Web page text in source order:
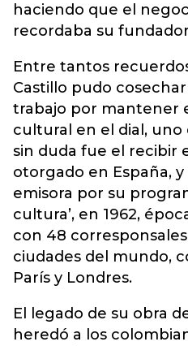
haciendo que el
recordaba su
Entre tantos
Castillo pudo
trabajo por mantener
cultural en el dial, uno
sin duda fue el recibir
otorgado en España,
emisora por su
cultura’, en 1962,
con 48
ciudades del mundo,
París y Londres.
El legado de su obra
heredó a los